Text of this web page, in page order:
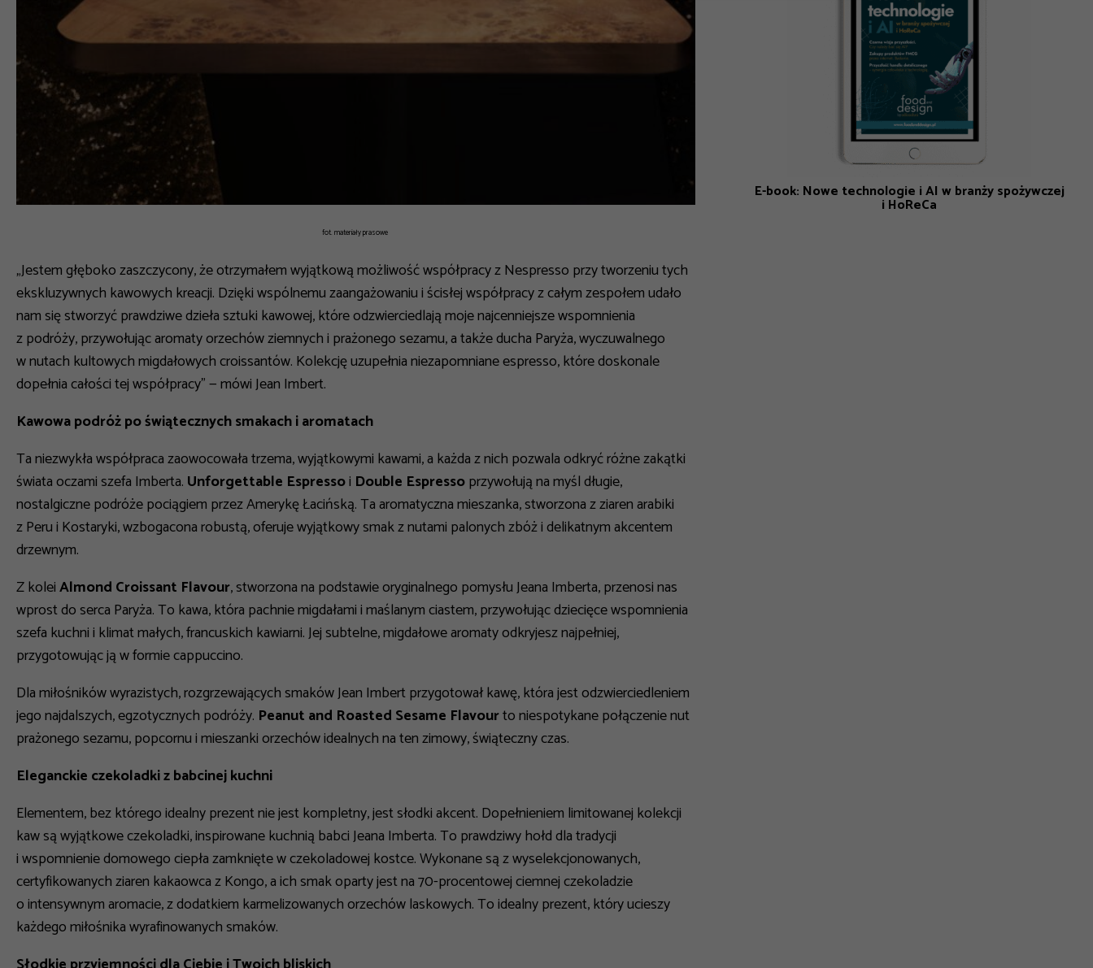
fot. materiały prasowe
„Jestem głęboko zaszczycony, że otrzymałem wyjątkową możliwość współpracy z Nespresso przy tworzeniu tych
ekskluzywnych kawowych kreacji. Dzięki wspólnemu zaangażowaniu i ścisłej współpracy z całym zespołem udało
nam się stworzyć prawdziwe dzieła sztuki kawowej, które odzwierciedlają moje najcenniejsze wspomnienia
z podróży, przywołując aromaty orzechów ziemnych i prażonego sezamu, a także ducha Paryża, wyczuwalnego
w nutach kultowych migdałowych croissantów. Kolekcję uzupełnia niezapomniane espresso, które doskonale
dopełnia całości tej współpracy”— mówi Jean Imbert.
Kawowa podróż po świątecznych smakach i aromatach
Ta niezwykła współpraca zaowocowała trzema, wyjątkowymi kawami, a każda z nich pozwala odkryć różne zakątki
świata oczami szefa Imberta. Unforgettable Espressoi Double Espressoprzywołują na myśl długie,
nostalgiczne podróże pociągiem przez Amerykę Łacińską. Ta aromatyczna mieszanka, stworzona z ziaren arabiki
z Peru i Kostaryki, wzbogacona robustą, oferuje wyjątkowy smak z nutami palonych zbóż i delikatnym akcentem
drzewnym.
Z koleiAlmond Croissant Flavour, stworzona na podstawie oryginalnego pomysłu Jeana Imberta, przenosi nas
wprost do serca Paryża. To kawa, która pachnie migdałami i maślanym ciastem, przywołując dziecięce wspomnienia
szefa kuchni i klimat małych, francuskich kawiarni. Jej subtelne, migdałowe aromaty odkryjesz najpełniej,
przygotowując ją w formie cappuccino.
Dla miłośników wyrazistych, rozgrzewających smaków Jean Imbert przygotował kawę, która jest odzwierciedleniem
jego najdalszych, egzotycznych podróży. Peanut and Roasted Sesame Flavourto niespotykane połączenie nut
prażonego sezamu, popcornu i mieszanki orzechów idealnych na ten zimowy, świąteczny czas.
Eleganckie czekoladki z babcinej kuchni
Elementem, bez którego idealny prezent nie jest kompletny, jest słodki akcent. Dopełnieniem limitowanej kolekcji
kaw są wyjątkowe czekoladki, inspirowane kuchnią babci Jeana Imberta. To prawdziwy hołd dla tradycji
i wspomnienie domowego ciepła zamknięte w czekoladowej kostce. Wykonane są z wyselekcjonowanych,
certyfikowanych ziaren kakaowca z Kongo, a ich smak oparty jest na 70-procentowej ciemnej czekoladzie
o intensywnym aromacie, z dodatkiem karmelizowanych orzechów laskowych. To idealny prezent, który ucieszy
każdego miłośnika wyrafinowanych smaków.
E-book: Nowe technologie i AI w branży spożywczej
i HoReCa